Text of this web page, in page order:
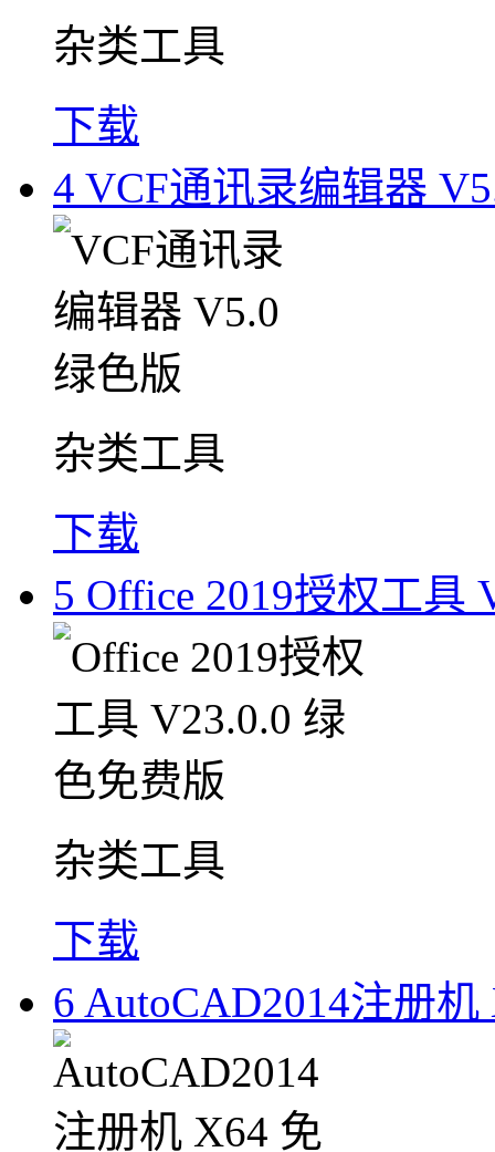
杂类工具
下载
4 VCF通讯录编辑器
杂类工具
下载
5 Office 2019授权工具
杂类工具
下载
6 AutoCAD2014注册